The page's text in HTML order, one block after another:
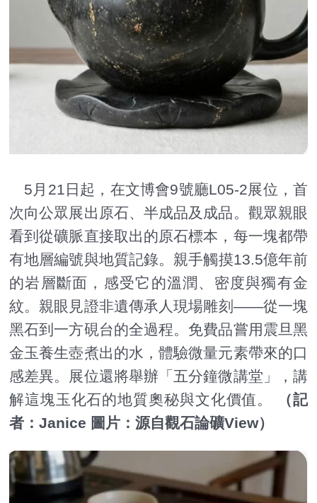
5月21日起，在文博會9號廳L05-2展位，首
次向公眾展出原石、半成品及成品。觀眾親眼
看到從礦脈直接取出的原石標本，每一塊都帶
有地層編號與地質記錄。親手觸摸13.5億年前
的岩層斷面，感受它的溫潤、密度與獨有金
紋。親眼見證非遺傳承人現場雕刻——從一塊
黑石到一方硯台的全過程。免費品嘗用震旦黑
金玉養生壺煮出的水，體驗微量元素帶來的口
感差異。展位還將舉辦「五分鐘微講堂」，講
解這塊玉化石的地質奧秘與文化價值。
（記
者：Janice 圖片：源自觀石論礦View）